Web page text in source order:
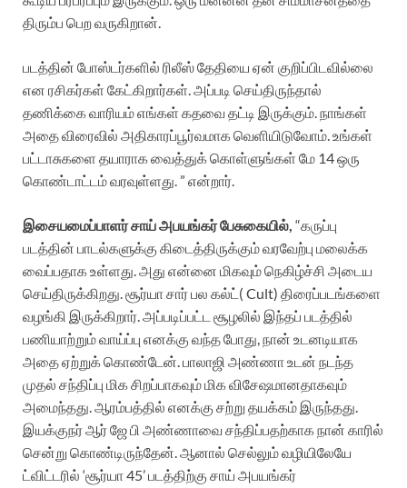
திரும்ப பெற வருகிறான்.
படத்தின் போஸ்டர்களில் ரிலீஸ் தேதியை ஏன் குறிப்பிடவில்லை
என ரசிகர்கள் கேட்கிறார்கள். அப்படி செய்திருந்தால்
தணிக்கை வாரியம் எங்கள் கதவை தட்டி இருக்கும். நாங்கள்
அதை விரைவில் அதிகாரப்பூர்வமாக வெளியிடுவோம். உங்கள்
பட்டாசுகளை தயாராக வைத்துக் கொள்ளுங்கள் மே 14 ஒரு
கொண்டாட்டம் வரவுள்ளது. ” என்றார்.
இசையமைப்பாளர் சாய் அபயங்கர் பேசுகையில், “கருப்பு
படத்தின் பாடல்களுக்கு கிடைத்திருக்கும் வரவேற்பு மலைக்க
வைப்பதாக உள்ளது. அது என்னை மிகவும் நெகிழ்ச்சி அடைய
செய்திருக்கிறது. சூர்யா சார் பல கல்ட்( Cult) திரைப்படங்களை
வழங்கி இருக்கிறார். அப்படிப்பட்ட சூழலில் இந்தப் படத்தில்
பணியாற்றும் வாய்ப்பு எனக்கு வந்த போது, நான் உடனடியாக
அதை ஏற்றுக் கொண்டேன். பாலாஜி அண்ணா உடன் நடந்த
முதல் சந்திப்பு மிக சிறப்பாகவும் மிக விசேஷமானதாகவும்
அமைந்தது. ஆரம்பத்தில் எனக்கு சற்று தயக்கம் இருந்தது.
இயக்குநர் ஆர் ஜே பி அண்ணாவை சந்திப்பதற்காக நான் காரில்
சென்று கொண்டிருந்தேன். ஆனால் செல்லும் வழியிலேயே
ட்விட்டரில் ‘சூர்யா 45’ படத்திற்கு சாய் அபயங்கர்